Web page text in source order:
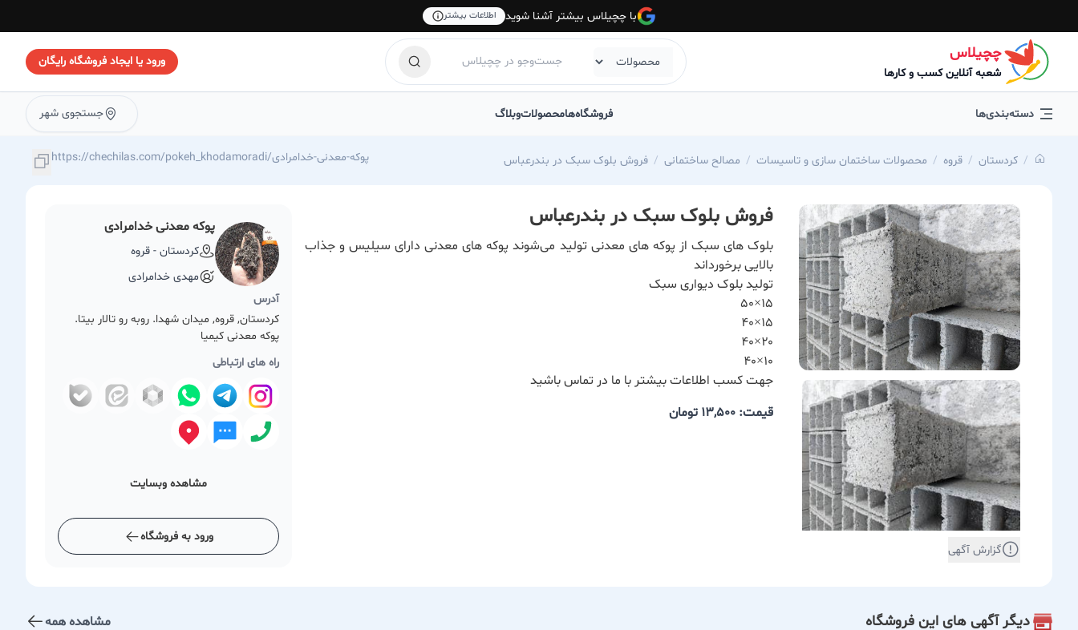
با چچیلاس بیشتر آشنا شوید اطلاعات بیشتر
چچیلاس
شعبه آنلاین کسب و کارها
ورود یا ایجاد فروشگاه رایگان
دسته‌بندی‌ها فروشگاه‌هامحصولاتوبلاگ جستجوی شهر
كردستان قروه محصولات ساختمان سازی و تاسیسات مصالح ساختمانی فروش بلوک سبک در بندرعباس https://chechilas.com/pokeh_khodamoradi/پوکه-معدنی-خدامرادی
گزارش آگهی
فروش بلوک سبک در بندرعباس
بلوک های سبک از پوکه های معدنی تولید می‌شوند پوکه های معدنی دارای سیلیس و جذاب
بالایی برخورداند
تولید بلوک دیواری سبک
۱۵×۵۰
۱۵×۴۰
۲۰×۴۰
۱۰×۴۰
جهت کسب اطلاعات بیشتر با ما در تماس باشید
قیمت: 13,500
تومان
پوکه معدنی خدامرادی
كردستان - قروه
مهدی خدامرادی
آدرس
كردستان, قروه, میدان شهدا. روبه رو تالار بیتا.
پوکه معدنی کیمیا
راه های ارتباطی
مشاهده وبسایت
ورود به فروشگاه
دیگر آگهی های این فروشگاه مشاهده همه